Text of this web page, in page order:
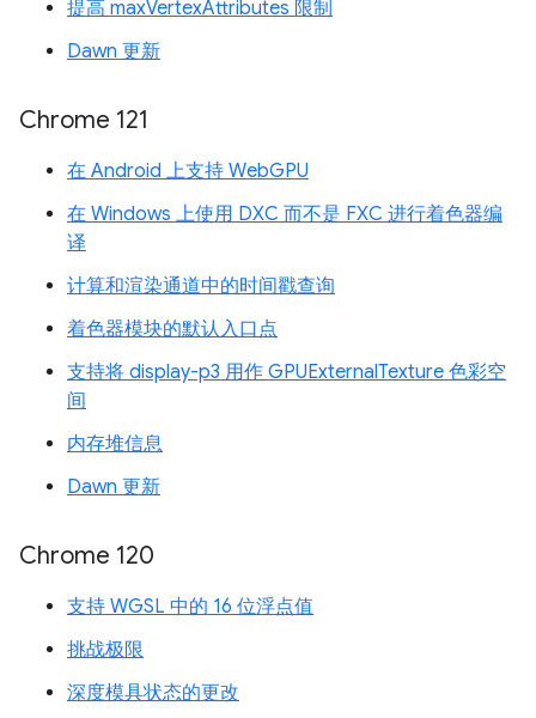
提高 maxVertexAttributes 限制
Dawn 更新
Chrome 121
在 Android 上支持 WebGPU
在 Windows 上使用 DXC 而不是 FXC 进行着色器编
译
计算和渲染通道中的时间戳查询
着色器模块的默认入口点
支持将 display-p3 用作 GPUExternalTexture 色彩空
间
内存堆信息
Dawn 更新
Chrome 120
支持 WGSL 中的 16 位浮点值
挑战极限
深度模具状态的更改